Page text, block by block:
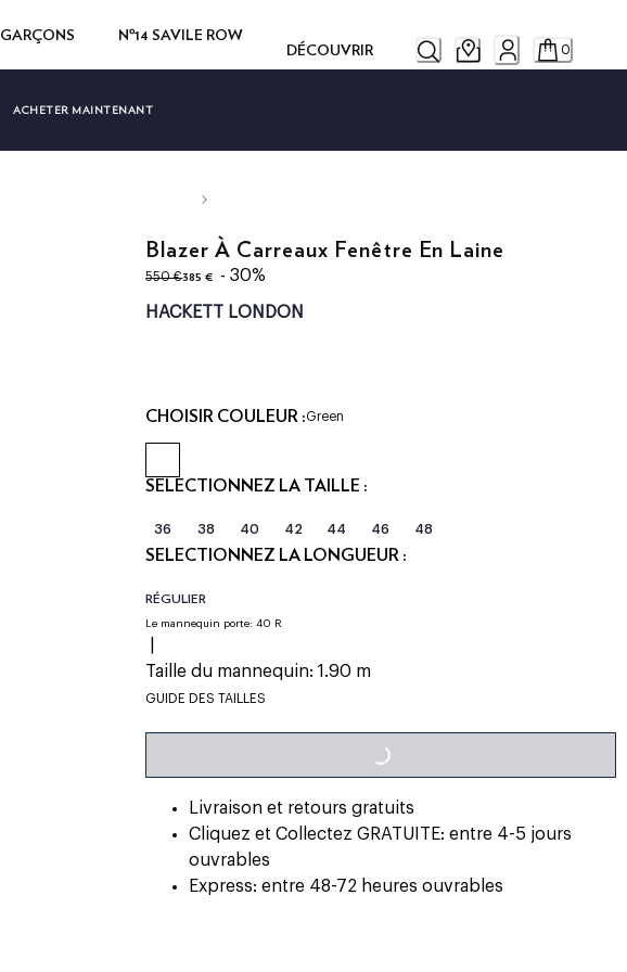
GARÇONS
Nº14 SAVILE ROW
DÉCOUVRIR
0
ACHETER MAINTENANT
Blazer À Carreaux Fenêtre En Laine
550 €
original price 550 €
385 €
current price 385 €
- 30%
HACKETT LONDON
CHOISIR COULEUR :Green
SÉLECTIONNEZ LA TAILLE :
36 38 40 42 44 46 48
SÉLECTIONNEZ LA LONGUEUR :
RÉGULIER
Le mannequin porte:40 R
Taille du mannequin:1.90 m
GUIDE DES TAILLES
LOADING...
Livraison et retours gratuits
Cliquez et Collectez GRATUITE: entre 4-5 jours
ouvrables
Express: entre 48-72 heures ouvrables